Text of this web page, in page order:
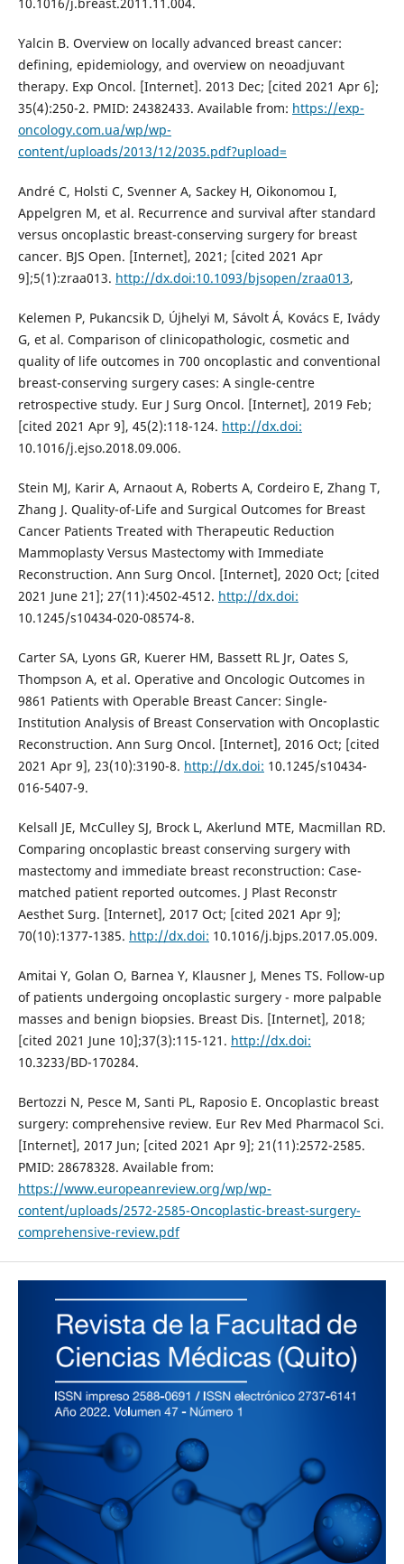
Yalcin B. Overview on locally advanced breast cancer:
defining, epidemiology, and overview on neoadjuvant
therapy. Exp Oncol. [Internet]. 2013 Dec; [cited 2021 Apr 6];
35(4):250-2. PMID: 24382433. Available from: https://exp-
oncology.com.ua/wp/wp-
content/uploads/2013/12/2035.pdf?upload=
André C, Holsti C, Svenner A, Sackey H, Oikonomou I,
Appelgren M, et al. Recurrence and survival after standard
versus oncoplastic breast-conserving surgery for breast
cancer. BJS Open. [Internet], 2021; [cited 2021 Apr
9];5(1):zraa013. http://dx.doi:10.1093/bjsopen/zraa013,
Kelemen P, Pukancsik D, Újhelyi M, Sávolt Á, Kovács E, Ivády
G, et al. Comparison of clinicopathologic, cosmetic and
quality of life outcomes in 700 oncoplastic and conventional
breast-conserving surgery cases: A single-centre
retrospective study. Eur J Surg Oncol. [Internet], 2019 Feb;
[cited 2021 Apr 9], 45(2):118-124. http://dx.doi:
10.1016/j.ejso.2018.09.006.
Stein MJ, Karir A, Arnaout A, Roberts A, Cordeiro E, Zhang T,
Zhang J. Quality-of-Life and Surgical Outcomes for Breast
Cancer Patients Treated with Therapeutic Reduction
Mammoplasty Versus Mastectomy with Immediate
Reconstruction. Ann Surg Oncol. [Internet], 2020 Oct; [cited
2021 June 21]; 27(11):4502-4512. http://dx.doi:
10.1245/s10434-020-08574-8.
Carter SA, Lyons GR, Kuerer HM, Bassett RL Jr, Oates S,
Thompson A, et al. Operative and Oncologic Outcomes in
9861 Patients with Operable Breast Cancer: Single-
Institution Analysis of Breast Conservation with Oncoplastic
Reconstruction. Ann Surg Oncol. [Internet], 2016 Oct; [cited
2021 Apr 9], 23(10):3190-8. http://dx.doi: 10.1245/s10434-
016-5407-9.
Kelsall JE, McCulley SJ, Brock L, Akerlund MTE, Macmillan RD.
Comparing oncoplastic breast conserving surgery with
mastectomy and immediate breast reconstruction: Case-
matched patient reported outcomes. J Plast Reconstr
Aesthet Surg. [Internet], 2017 Oct; [cited 2021 Apr 9];
70(10):1377-1385. http://dx.doi: 10.1016/j.bjps.2017.05.009.
Amitai Y, Golan O, Barnea Y, Klausner J, Menes TS. Follow-up
of patients undergoing oncoplastic surgery - more palpable
masses and benign biopsies. Breast Dis. [Internet], 2018;
[cited 2021 June 10];37(3):115-121. http://dx.doi:
10.3233/BD-170284.
Bertozzi N, Pesce M, Santi PL, Raposio E. Oncoplastic breast
surgery: comprehensive review. Eur Rev Med Pharmacol Sci.
[Internet], 2017 Jun; [cited 2021 Apr 9]; 21(11):2572-2585.
PMID: 28678328. Available from:
https://www.europeanreview.org/wp/wp-
content/uploads/2572-2585-Oncoplastic-breast-surgery-
comprehensive-review.pdf